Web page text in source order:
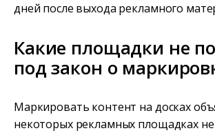
дней после выхода рекламного
Какие площадки не
под закон о
Маркировать контент на досках
некоторых рекламных площадках